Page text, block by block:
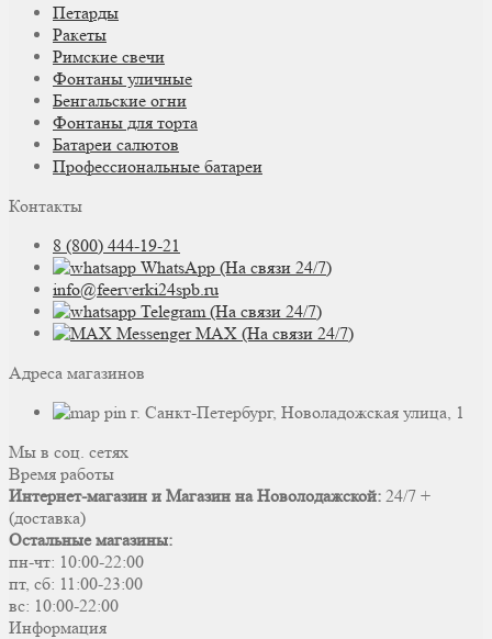
Петарды
Ракеты
Римские свечи
Фонтаны уличные
Бенгальские огни
Фонтаны для торта
Батареи салютов
Профессиональные батареи
Контакты
8 (800) 444-19-21
WhatsApp (На связи 24/7)
info@feerverki24spb.ru
Telegram (На связи 24/7)
MAX (На связи 24/7)
Адреса магазинов
г. Санкт-Петербург, Новоладожская улица, 1
Мы в соц. сетях
Время работы
Интернет-магазин и Магазин на Новолодажской: 24/7 +
(доставка)
Остальные магазины:
пн-чт: 10:00-22:00
пт, сб: 11:00-23:00
вс: 10:00-22:00
Информация